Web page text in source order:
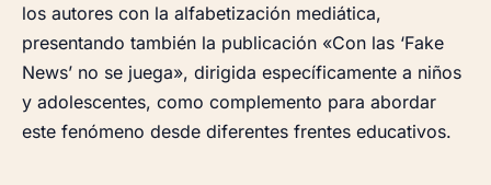
los autores con la alfabetización mediática,
presentando también la publicación «Con las ‘Fake
News’ no se juega», dirigida específicamente a niños
y adolescentes, como complemento para abordar
este fenómeno desde diferentes frentes educativos.